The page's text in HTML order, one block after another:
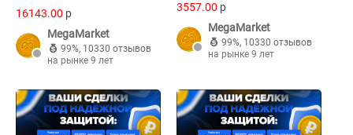
16143.00 p
MegaMarket
99%, 10330 отзывов
на рынке 9 лет
3557.00 p
MegaMarket
99%, 10330 отзывов
на рынке 9 лет